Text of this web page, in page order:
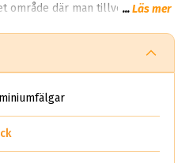
område där man tillverkade
Helt sjukt!? Första gången vi
på ABS Wheels chockade.
10 miljoner aluminiumhjul
...Läs mer